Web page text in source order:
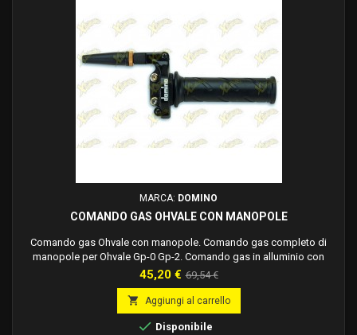
MARCA: DOMINO
COMANDO GAS OHVALE CON MANOPOLE
Comando gas Ohvale con manopole. Comando gas completo di
manopole per Ohvale Gp-0 Gp-2. Comando gas in alluminio con
manopole nere. Con manopola destra sovrastampata sul tubo.
Materiale supporto: Alluminio Finitura supporto: Verniciato Colore:
Nero Corsa Max: 57 mm Rapidità: 1,9°/mm Tipo Cavo: Monocavo
Prezzo
45,20 € Prezzo
base
69,54 €
 Aggiungi al carrello
 Disponibile